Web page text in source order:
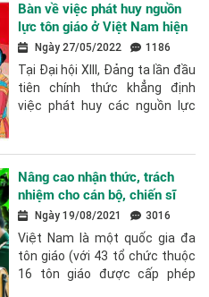
Bàn về việc phát huy nguồn
lực tôn giáo ở Việt Nam hiện
nayNgày 27/05/2022 1186
Tại Đại hội XIII, Đảng ta lần đầu
tiên chính thức khẳng định
việc phát huy các nguồn lực
Nâng cao nhận thức, trách
nhiệm cho cán bộ, chiến sĩ
Quân đội tham gia thực hiện
công tác tôn giáo
Ngày 19/08/2021 3016
Việt Nam là một quốc gia đa
tôn giáo (với 43 tổ chức thuộc
16 tôn giáo được cấp phép